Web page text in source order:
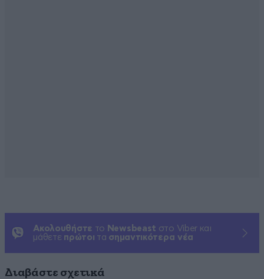
Ακολουθήστε το Newsbeast στο Viber και
μάθετε πρώτοι τα σημαντικότερα νέα
Διαβάστε σχετικά